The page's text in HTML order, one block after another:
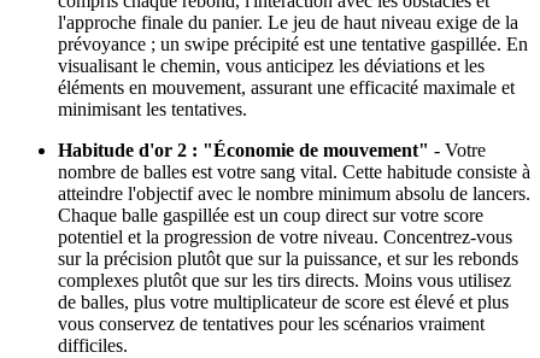
l'approche finale du panier. Le jeu de haut niveau exige de la
prévoyance ; un swipe précipité est une tentative gaspillée. En
visualisant le chemin, vous anticipez les déviations et les
éléments en mouvement, assurant une efficacité maximale et
minimisant les tentatives.
Habitude d'or 2 : "Économie de mouvement" - Votre
nombre de balles est votre sang vital. Cette habitude consiste à
atteindre l'objectif avec le nombre minimum absolu de lancers.
Chaque balle gaspillée est un coup direct sur votre score
potentiel et la progression de votre niveau. Concentrez-vous
sur la précision plutôt que sur la puissance, et sur les rebonds
complexes plutôt que sur les tirs directs. Moins vous utilisez
de balles, plus votre multiplicateur de score est élevé et plus
vous conservez de tentatives pour les scénarios vraiment
difficiles.